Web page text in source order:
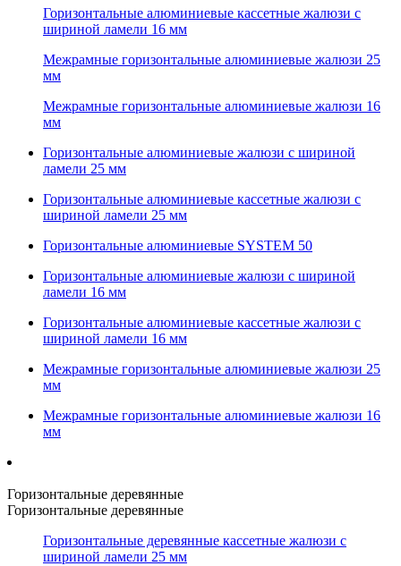
Горизонтальные алюминиевые кассетные жалюзи с
шириной ламели 16 мм
Межрамные горизонтальные алюминиевые жалюзи 25
мм
Межрамные горизонтальные алюминиевые жалюзи 16
мм
Горизонтальные алюминиевые жалюзи с шириной
ламели 25 мм
Горизонтальные алюминиевые кассетные жалюзи с
шириной ламели 25 мм
Горизонтальные алюминиевые SYSTEM 50
Горизонтальные алюминиевые жалюзи с шириной
ламели 16 мм
Горизонтальные алюминиевые кассетные жалюзи с
шириной ламели 16 мм
Межрамные горизонтальные алюминиевые жалюзи 25
мм
Межрамные горизонтальные алюминиевые жалюзи 16
мм
Горизонтальные деревянные
Горизонтальные деревянные
Горизонтальные деревянные кассетные жалюзи с
шириной ламели 25 мм